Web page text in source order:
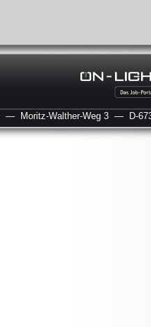
— Moritz-Walther-Weg 3 — D-